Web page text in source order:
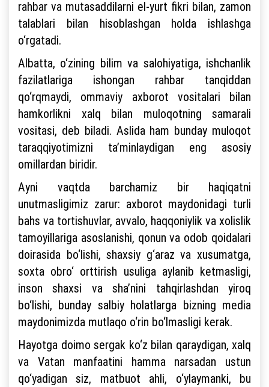
rahbar va mutasaddilarni el-yurt fikri bilan, zamon
talablari bilan hisoblashgan holda ishlashga
o‘rgatadi.
Albatta, o‘zining bilim va salohiyatiga, ishchanlik
fazilatlariga ishongan rahbar tanqiddan
qo‘rqmaydi, ommaviy axborot vositalari bilan
hamkorlikni xalq bilan muloqotning samarali
vositasi, deb biladi. Aslida ham bunday muloqot
taraqqiyotimizni ta’minlaydigan eng asosiy
omillardan biridir.
Ayni vaqtda barchamiz bir haqiqatni
unutmasligimiz zarur: axborot maydonidagi turli
bahs va tortishuvlar, avvalo, haqqoniylik va xolislik
tamoyillariga asoslanishi, qonun va odob qoidalari
doirasida bo‘lishi, shaxsiy g‘araz va xusumatga,
soxta obro‘ orttirish usuliga aylanib ketmasligi,
inson shaxsi va sha’nini tahqirlashdan yiroq
bo‘lishi, bunday salbiy holatlarga bizning media
maydonimizda mutlaqo o‘rin bo‘lmasligi kerak.
Hayotga doimo sergak ko‘z bilan qaraydigan, xalq
va Vatan manfaatini hamma narsadan ustun
qo‘yadigan siz, matbuot ahli, o‘ylaymanki, bu